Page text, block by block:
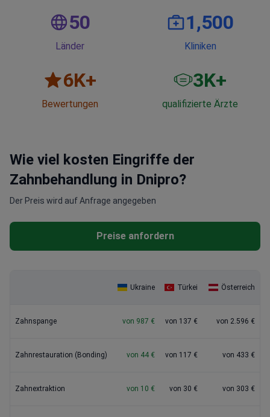
50
Länder
1,500
Kliniken
6K+
Bewertungen
3K+
qualifizierte Ärzte
Wie viel kosten Eingriffe der
Zahnbehandlung in Dnipro?
Der Preis wird auf Anfrage angegeben
Preise anfordern
Ukraine Türkei Österreich
Zahnspange von 987 € von 137 € von 2.596 €
Zahnrestauration (Bonding) von 44 € von 117 € von 433 €
Zahnextraktion von 10 € von 30 € von 303 €